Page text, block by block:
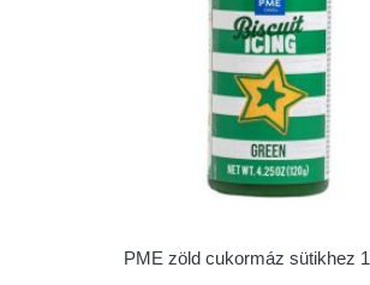
PME zöld cukormáz sütikhez